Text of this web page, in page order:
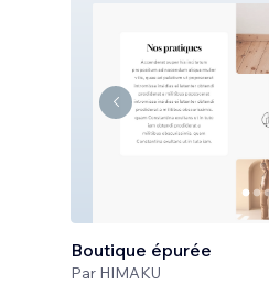
Boutique épurée
Par HIMAKU